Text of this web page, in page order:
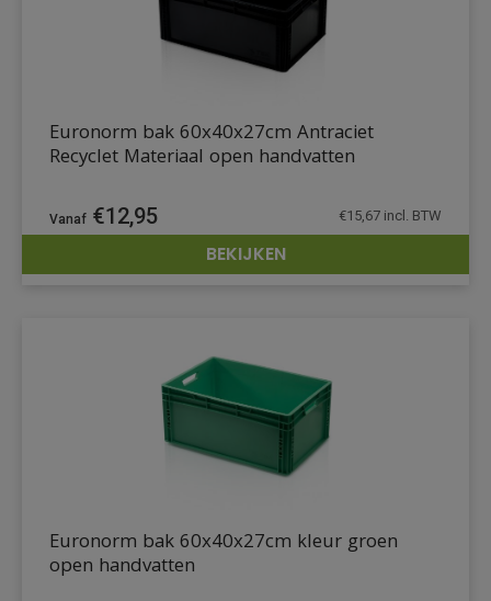
DETAILS
Euronorm bak 60x40x27cm Antraciet
Recyclet Materiaal open handvatten
€12,95 €15,67 incl. BTW
BEKIJKEN
Euronorm bak 60x40x27cm kleur groen
open handvatten